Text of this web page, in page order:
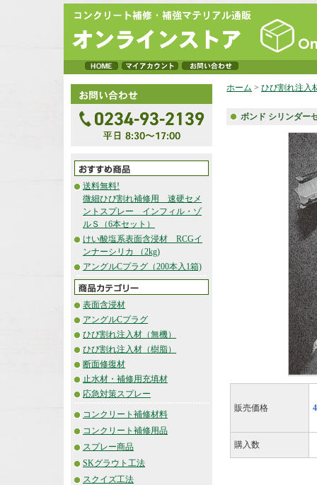
送料無料!
微細ひび割れ補修用 速硬セメ
ントスプレー インフィル・ゾ
ルＳ（6本セット）
けい酸塩系表面含浸材 RCGイ
ンナーシリカ （2kg)
アングルCプラグ（200本入1箱)
表面含浸材
アングルCプラグ
ひび割れ注入材（無機）
ひび割れ注入材（樹脂）
断面修復材
止水材・補修用充填材
応急対策スプレー
コンクリート補修材料
コンクリート補修用品
スプレー商品
SKグラウト工法
スクイズ工法
ホーム > ひび割れ注入
ボンド シリンダー
販売価格
購入数